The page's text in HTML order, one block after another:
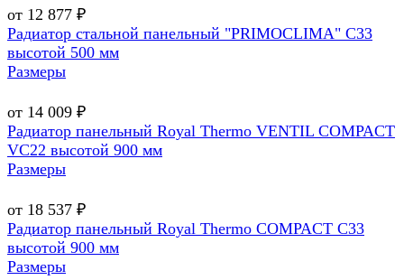
от 12 877 ₽
Радиатор стальной панельный "PRIMOCLIMA" C33
высотой 500 мм
Размеры
от 14 009 ₽
Радиатор панельный Royal Thermo VENTIL COMPACT
VC22 высотой 900 мм
Размеры
от 18 537 ₽
Радиатор панельный Royal Thermo COMPACT C33
высотой 900 мм
Размеры